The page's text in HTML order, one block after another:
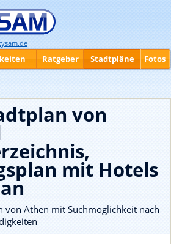
von
mit Hotels
von Athen mit Suchmöglichkeit nach
Ratgeber Stadtpläne Fotos